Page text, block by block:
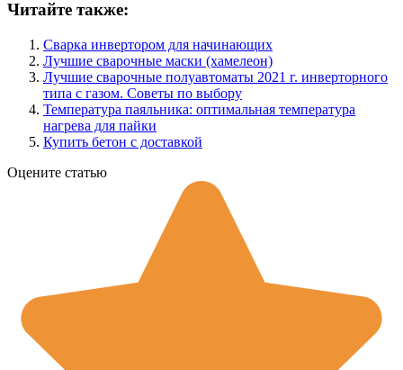
Читайте также:
Сварка инвертором для начинающих
Лучшие сварочные маски (хамелеон)
Лучшие сварочные полуавтоматы 2021 г. инверторного
типа с газом. Советы по выбору
Температура паяльника: оптимальная температура
нагрева для пайки
Купить бетон с доставкой
Оцените статью